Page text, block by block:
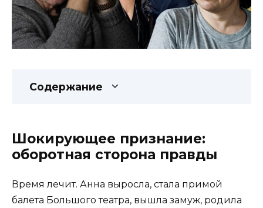
Содержание
Шокирующее признание:
оборотная сторона правды
Время лечит. Анна выросла, стала примой
балета Большого театра, вышла замуж, родила